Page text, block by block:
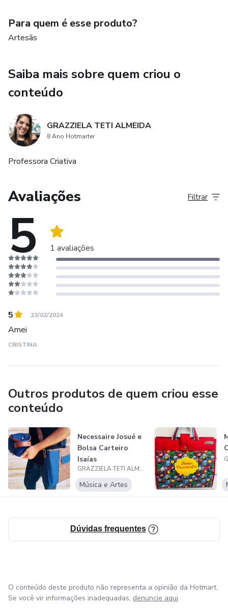
Para quem é esse produto?
Artesãs
Saiba mais sobre quem criou o
conteúdo
GRAZZIELA TETI ALMEIDA
8 Ano Hotmarter
Professora Criativa
Avaliações
5 1 avaliações
Filtrar
5 23/02/2024
Amei
CRISTINA
Outros produtos de quem criou esse
conteúdo
Necessaire Josué e
Bolsa Carteiro
Isaías
GRAZZIELA TETI ALMEIDA
Música e Artes
Dúvidas frequentes
O conteúdo deste produto não representa a opinião da Hotmart.
Se você vir informações inadequadas, denuncie aqui